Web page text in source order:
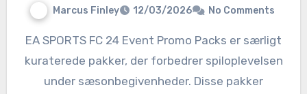
Marcus Finley 12/03/2026 No Comments
EA SPORTS FC 24 Event Promo Packs er særligt
kuraterede pakker, der forbedrer spiloplevelsen
under sæsonbegivenheder. Disse pakker